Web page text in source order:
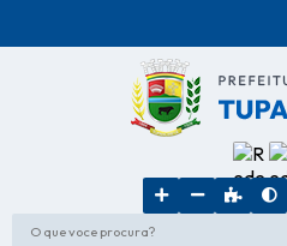
O que voce procura?